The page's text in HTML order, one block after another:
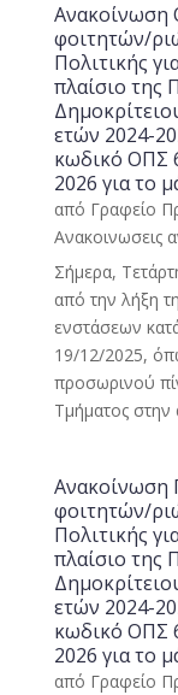
Ανακοίνωση
φοιτητών/
Πολιτικής
πλαίσιο της
ετών 2024-
κωδικό ΟΠΣ
2026 για το
από Γραφείο
Ανακοινωσεις
Σήμερα,
από την λήξη
ενστάσεων
19/12/2025,
προσωρινού
Τμήματος στην
Ανακοίνωση
φοιτητών/
Πολιτικής
πλαίσιο της
ετών 2024-
κωδικό ΟΠΣ
2026 για το
από Γραφείο